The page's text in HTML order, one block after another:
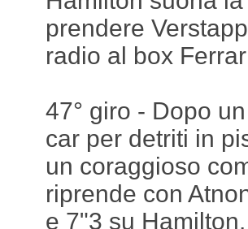
prendere
radio al box
47° giro - Dopo
car per detriti in
un coraggioso
riprende con
e 7"3 su